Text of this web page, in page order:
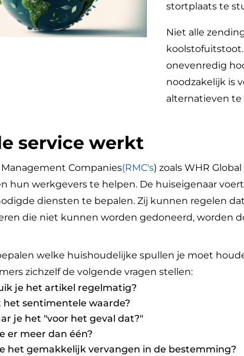
stortplaats te
Niet alle
koolstofuitstoot.
onevenredig
noodzakelijk is
alternatieven te
service werkt
Companies(RMC's) zoals WHR
hun werkgevers te helpen. De huiseigenaar
diensten te bepalen. Zij kunnen regelen
die niet kunnen worden gedoneerd, worden
welke huishoudelijke spullen je moet
zichzelf de volgende vragen stellen:
je het artikel regelmatig?
het sentimentele waarde?
je het "voor het geval dat?"
er meer dan één?
het gemakkelijk vervangen in de bestemming?